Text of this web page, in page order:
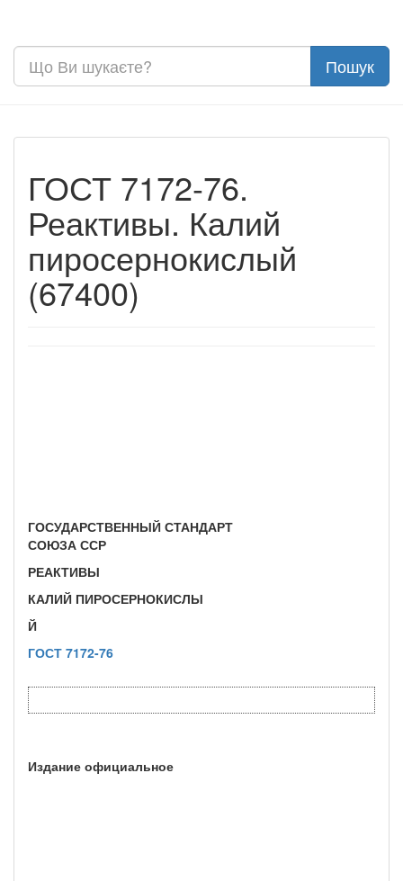
ГОСТ 7172-76.
Реактивы. Калий
пиросернокислый
(67400)
ГОСУДАРСТВЕННЫЙ СТАНДАРТ
СОЮЗА ССР
РЕАКТИВЫ
КАЛИЙ ПИРОСЕРНОКИСЛЫ
Й
ГОСТ 7172-76
Издание официальное